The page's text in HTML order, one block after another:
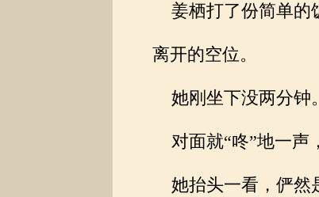
姜栖打了份简单的
离开的空位。
她刚坐下没两分钟。
对面就“咚”地一声
她抬头一看，俨然